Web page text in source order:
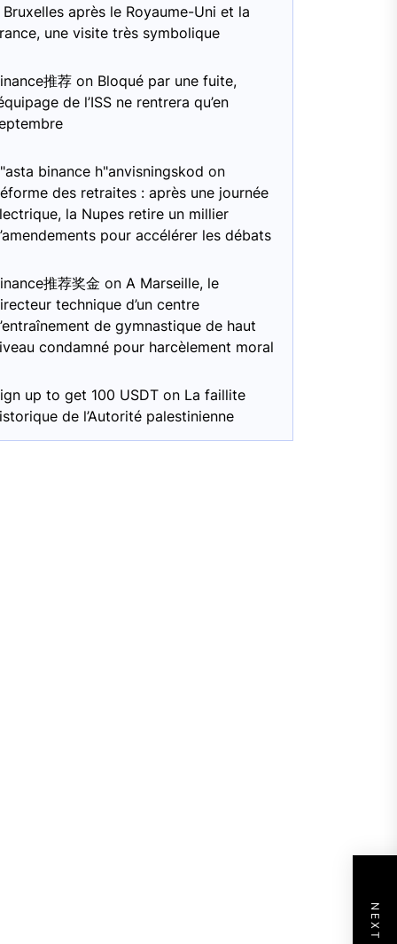
Bruxelles après le Royaume-Uni et la
une visite très symbolique
推荐 on Bloqué par une fuite,
de l’ISS ne rentrera qu’en
binance h"anvisningskod on
des retraites : après une journée
la Nupes retire un millier
pour accélérer les débats
推荐奖金 on A Marseille, le
technique d’un centre
de gymnastique de haut
condamné pour harcèlement moral
up to get 100 USDT on La faillite
de l’Autorité palestinienne